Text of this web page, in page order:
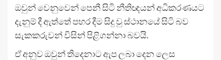
ඔවුන් වෙනුවෙන් පෙනී සිටි නීතිඥයන් අධිකරණයට
දැනුම් දී ඇත්තේ පහර දීම සිදු වු ස්ථානයේ සිටි බව
සැකකරුවන් විසින් පිළිගන්නා බවයි.
ඒ අනුව ඔවුන් තිදෙනාට ඇප ලබා දෙන ලෙස